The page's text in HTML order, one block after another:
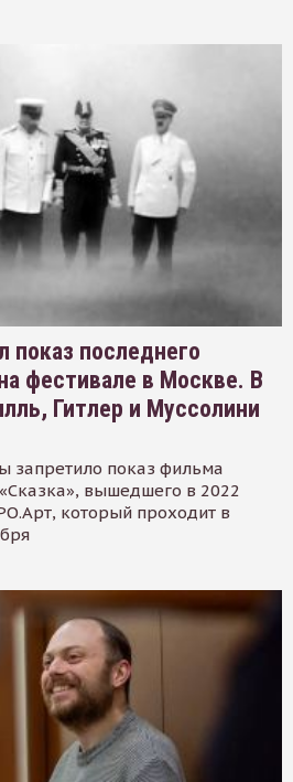
показ последнего
фестивале в Москве. В
Гитлер и Муссолини
запретило показ фильма
вышедшего в 2022
который проходит в